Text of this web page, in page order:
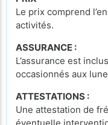
Le prix comprend
activités.
ASSURANCE :
L’assurance est
occasionnés aux
ATTESTATIONS :
Une attestation de